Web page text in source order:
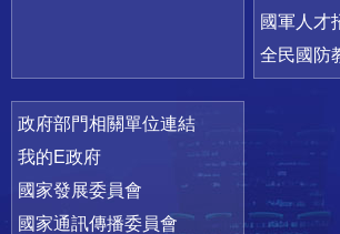
國軍人才
全民國防
政府部門相關單位連結
我的E政府
國家發展委員會
國家通訊傳播委員會